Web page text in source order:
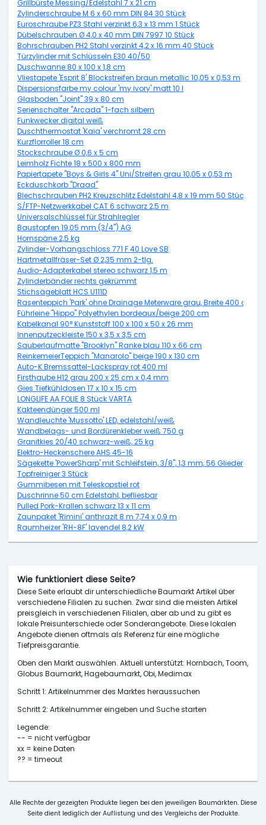
Grillbürste Messing/Edelstahl 7 x 21 cm
Zylinderschraube M 6 x 60 mm DIN 84 30 Stück
Euroschraube PZ3 Stahl verzinkt 6,3 x 13 mm 1 Stück
Dübelschrauben Ø 4,0 x 40 mm DIN 7997 10 Stück
Bohrschrauben PH2 Stahl verzinkt 4,2 x 16 mm 40 Stück
Türzylinder mit Schlüsseln E30 40/50
Duschwanne 80 x 100 x 1,8 cm
Vliestapete 'Esprit 8' Blockstreifen braun metallic 10,05 x 0,53 m
Dispersionsfarbe my colour 'my ivory' matt 10 l
Glasboden "Joint" 39 x 80 cm
Serienschalter "Arcada" 1-fach silbern
Funkwecker digital weiß
Duschthermostat 'Kaia' verchromt 28 cm
Kurzflorroller 18 cm
Stockschraube Ø 0,6 x 5 cm
Leimholz Fichte 18 x 500 x 800 mm
Papiertapete "Boys & Girls 4" Uni/Streifen grau 10,05 x 0,53 m
Eckduschkorb "Draad"
Blechschrauben PH2 Kreuzschlitz Edelstahl 4,8 x 19 mm 50 Stück
S/FTP-Netzwerkkabel CAT 6 schwarz 2,5 m
Universalschlüssel für Strahlregler
Baustopfen 19,05 mm (3/4") AG
Hornspäne 2,5 kg
Zylinder-Vorhangschloss 771 F 40 Love SB
Hartmetallfräser-Set Ø 2,35 mm 2-tlg.
Audio-Adapterkabel stereo schwarz 1,5 m
Zylinderbänder rechts gekrümmt
Stichsägeblatt HCS U111D
Rasenteppich 'Park' ohne Drainage Meterware grau, Breite 400 cm
Führleine "Hippo" Polyethylen bordeaux/beige 200 cm
Kabelkanal 90° Kunststoff 100 x 100 x 50 x 26 mm
Innenputzeckleiste 150 x 3,5 x 3,5 cm
Sauberlaufmatte "Brooklyn" Ranke blau 110 x 66 cm
ReinkemeierTeppich "Manarolo" beige 190 x 130 cm
Auto-K Bremssattel-Lackspray rot 400 ml
Firsthaube H12 grau 200 x 25 cm x 0,4 mm
Gies Tiefkühldosen 17 x 10 x 15 cm
LONGLIFE AA FOLIE 8 Stück VARTA
Kakteendünger 500 ml
Wandleuchte 'Mussotto' LED, edelstahl/weiß
Wandbelags- und Bordürenkleber weiß 750 g
Granitkies 20/40 schwarz-weiß, 25 kg
Elektro-Heckenschere AHS 45-16
Sägekette 'PowerSharp' mit Schleifstein, 3/8", 1,3 mm, 56 Glieder
Topfreiniger 3 Stück
Gummibesen mit Teleskopstiel rot
Duschrinne 50 cm Edelstahl, befliesbar
Pulled Pork-Krallen schwarz 13 x 11 cm
Zaunpaket 'Rimini' anthrazit 8 m 7,74 x 0,9 m
Raumheizer 'RH-8F' lavendel 8,2 kW
Wie funktioniert diese Seite?
Diese Seite erlaubt dir unterschiedliche Baumarkt Artikel über
verschiedene Filialen zu suchen. Zwar sind die meisten Artikel
preisgleich in verschiedenen Filialen, aber ab und zu gibt es
lokale Preisunterschiede oder Sonderangebote. Diese lokalen
Angebote dienen oftmals als Referenz für eine mögliche
Tiefpreisgarantie.
Oben den Markt auswählen. Aktuell unterstützt: Hornbach, Toom,
Globus Baumarkt, Hagebaumarkt, Obi, Medimax
Schritt 1: Artikelnummer des Marktes heraussuchen
Schritt 2: Artikelnummer eingeben und Suche starten
Legende:
-- = nicht verfügbar
xx = keine Daten
?? = timeout
Alle Rechte der gezeigten Produkte liegen bei den jeweiligen Baumärkten. Diese
Seite dient lediglich der Auflistung und des Vergleichs der Produkte.